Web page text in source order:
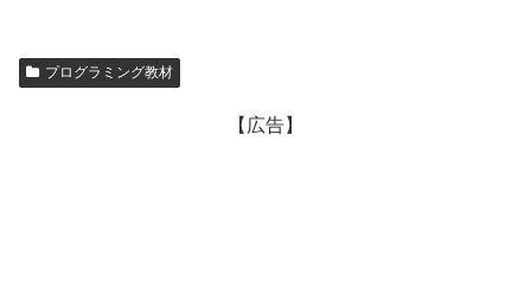
プログラミング教材
【広告】